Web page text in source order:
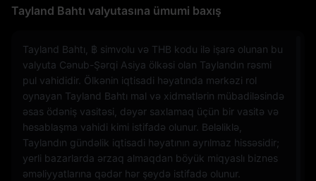
Tayland Bahtı valyutasına ümumi baxış
Kriptovalyuta almaq qaydası
Tayland Bahtı, ฿ simvolu və THB kodu ilə işarə olunan bu
valyuta Cənub-Şərqi Asiya ölkəsi olan Taylandın rəsmi
pul vahididir. Ölkənin iqtisadi həyatında mərkəzi rol
oynayan Tayland Bahtı mal və xidmətlərin mübadiləsində
əsas ödəniş vasitəsi, dəyər saxlamaq üçün bir vasitə və
hesablaşma vahidi kimi istifadə olunur. Beləliklə,
Taylandın gündəlik iqtisadi həyatının ayrılmaz hissəsidir;
yerli bazarlarda ərzaq almaqdan böyük miqyaslı biznes
əməliyyatlarına qədər hər şeydə istifadə olunur.